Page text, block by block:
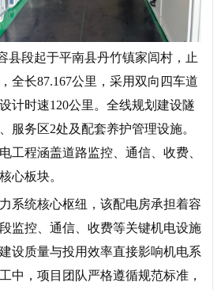
段起于平南县丹竹镇家闾村，止
全长87.167公里，采用双向四车道
计时速120公里。全线规划建设隧
服务区2处及配套养护管理设施。
工程涵盖道路监控、通信、收费、
心板块。
系统核心枢纽，该配电房承担着容
监控、通信、收费等关键机电设施
设质量与投用效率直接影响机电系
中，项目团队严格遵循规范标准，